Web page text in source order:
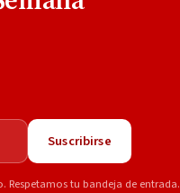
Suscribirse
Respetamos tu bandeja de entrada.